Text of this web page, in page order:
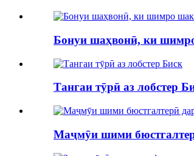
Бонуи шаҳвонӣ, ки
Тангаи тӯрӣ аз лобстер
Маҷмӯи шими